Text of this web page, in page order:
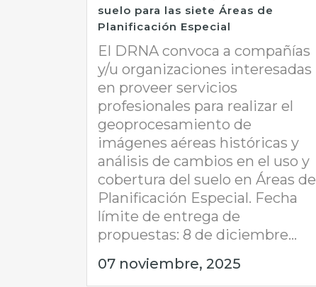
suelo para las siete Áreas de
Planificación Especial
El DRNA convoca a compañías
y/u organizaciones interesadas
en proveer servicios
profesionales para realizar el
geoprocesamiento de
imágenes aéreas históricas y
análisis de cambios en el uso y
cobertura del suelo en Áreas de
Planificación Especial. Fecha
límite de entrega de
propuestas: 8 de diciembre...
07 noviembre, 2025